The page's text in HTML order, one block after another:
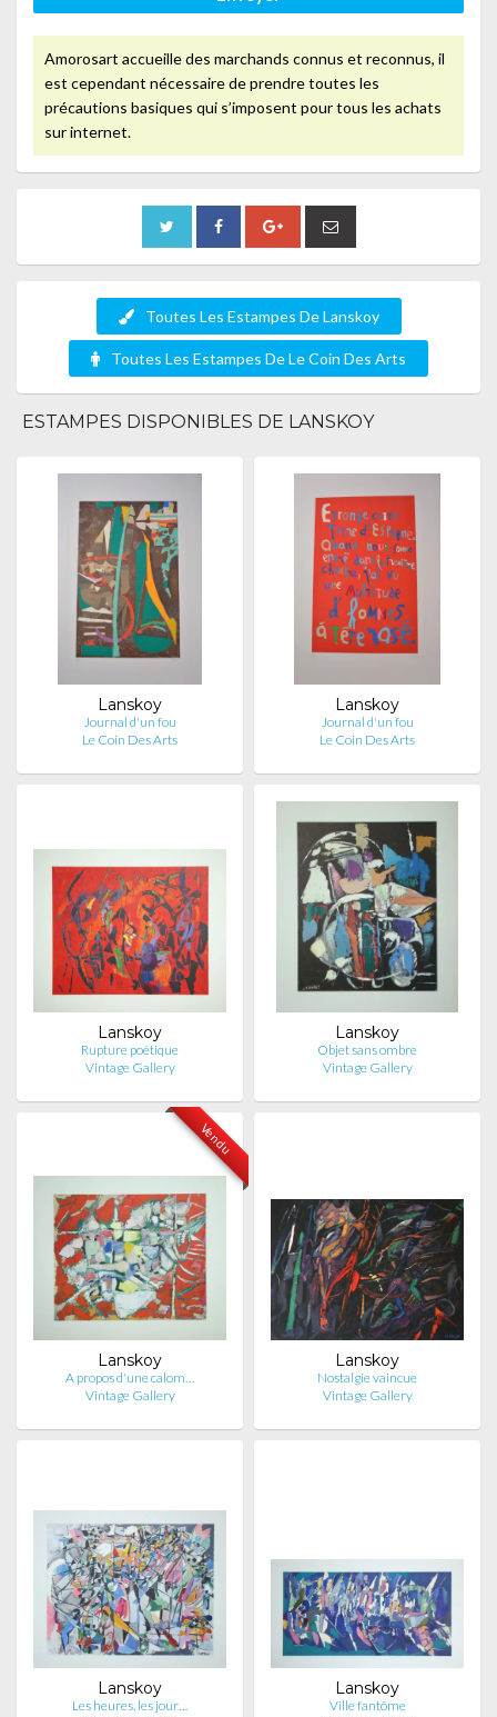
Amorosart accueille des marchands connus et reconnus, il
est cependant nécessaire de prendre toutes les
précautions basiques qui s’imposent pour tous les achats
sur internet.
Toutes Les Estampes De Lanskoy
Toutes Les Estampes De Le Coin Des Arts
ESTAMPES DISPONIBLES DE LANSKOY
Lanskoy
Journal d'un fou
Le Coin Des Arts
Lanskoy
Journal d'un fou
Le Coin Des Arts
Lanskoy
Rupture poétique
Vintage Gallery
Lanskoy
Objet sans ombre
Vintage Gallery
Vendu
Lanskoy
A propos d'une calom…
Vintage Gallery
Lanskoy
Nostalgie vaincue
Vintage Gallery
Lanskoy
Les heures, les jour…
Lanskoy
Ville fantôme